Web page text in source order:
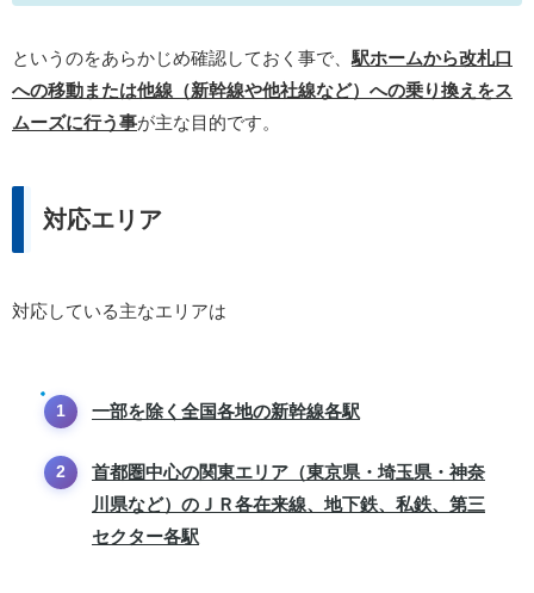
というのをあらかじめ確認しておく事で、 駅ホームから改札口
への移動または他線（新幹線や他社線など）への乗り換えをス
ムーズに行う事が主な目的です。
対応エリア
対応している主なエリアは
一部を除く全国各地の新幹線各駅
首都圏中心の関東エリア（東京県・埼玉県・神奈
川県など）のＪＲ各在来線、地下鉄、私鉄、第三
セクター各駅